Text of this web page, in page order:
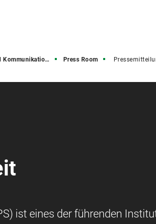
(PuK) Press Room
ist eines der führenden